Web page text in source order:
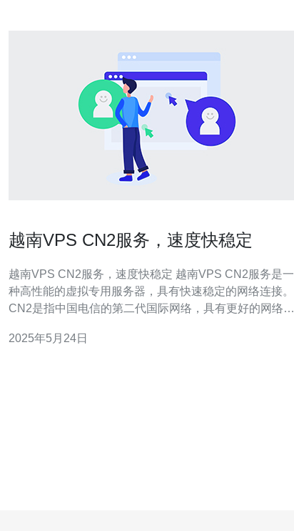
越南VPS CN2服务，速度快稳定
越南VPS CN2服务，速度快稳定 越南VPS CN2服务是一
种高性能的虚拟专用服务器，具有快速稳定的网络连接。
CN2是指中国电信的第二代国际网络，具有更好的网络质
定性是非常重要的考量因素，而越南VPS CN2服务正是能
2025年5月24日